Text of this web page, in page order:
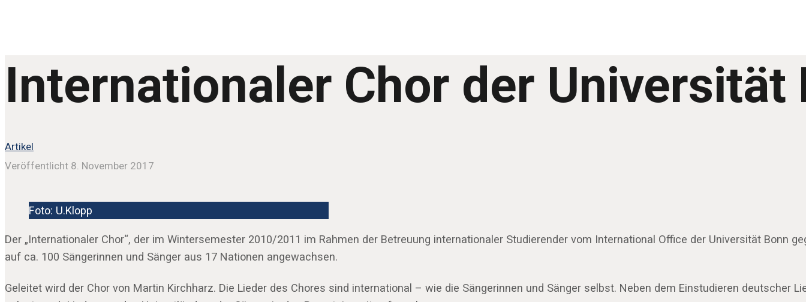
Internationaler Chor der Universität
Artikel
Veröffentlicht 8. November 2017
Foto: U.Klopp
Der „Internationaler Chor“, der im Wintersemester 2010/2011 im Rahmen der Betreuung internationaler Studierender vom International Office der Universität Bonn
auf ca. 100 Sängerinnen und Sänger aus 17 Nationen angewachsen.
Geleitet wird der Chor von Martin Kirchharz. Die Lieder des Chores sind international – wie die Sängerinnen und Sänger selbst. Neben dem Einstudieren deutscher